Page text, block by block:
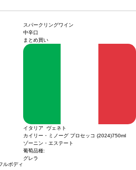
れます、ご了承ください。
ルボディ
スパークリングワイン
中辛口
まとめ買い
イタリア ヴェネト
カイリー・ミノーグ プロセッコ (2024)750ml
ゾーニン・エステート
葡萄品種:
グレラ